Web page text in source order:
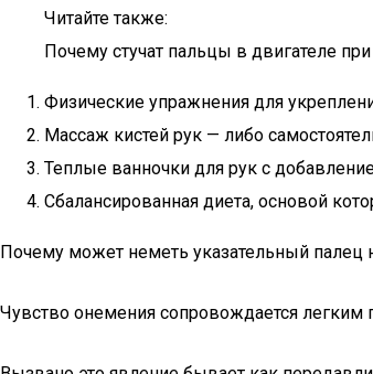
Читайте также:
Почему стучат пальцы в двигателе
Физические упражнения для
Массаж кистей рук — либо
Теплые ванночки для рук с
Сбалансированная диета, основой
Почему может неметь указательный палец
Чувство онемения сопровождается легким